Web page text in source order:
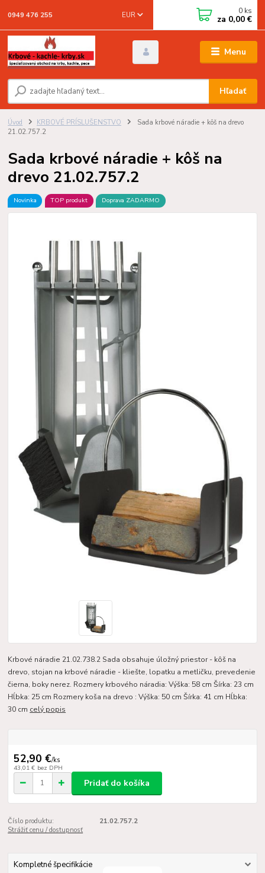
Menu
EUR
Hľadať
0949 476 255 0 ks
za 0,00 €
Úvod KRBOVÉ PRÍSLUŠENSTVO
Sada krbové náradie + kôš na drevo
21.02.757.2
Sada krbové náradie + kôš na
drevo 21.02.757.2
Novinka TOP produkt Doprava ZADARMO
Krbové náradie 21.02.738.2 Sada obsahuje úložný priestor - kôš na
drevo, stojan na krbové náradie - kliešte, lopatku a metličku, prevedenie
čierna, boky nerez. Rozmery krbového náradia: Výška: 58 cm Šírka: 23 cm
Hĺbka: 25 cm Rozmery koša na drevo : Výška: 50 cm Šírka: 41 cm Hĺbka:
30 cm celý popis
52,90 €/ks
43,01 € bez DPH
Pridať do košíka
Číslo produktu:
21.02.757.2
Strážiť cenu / dostupnosť
Kompletné špecifikácie